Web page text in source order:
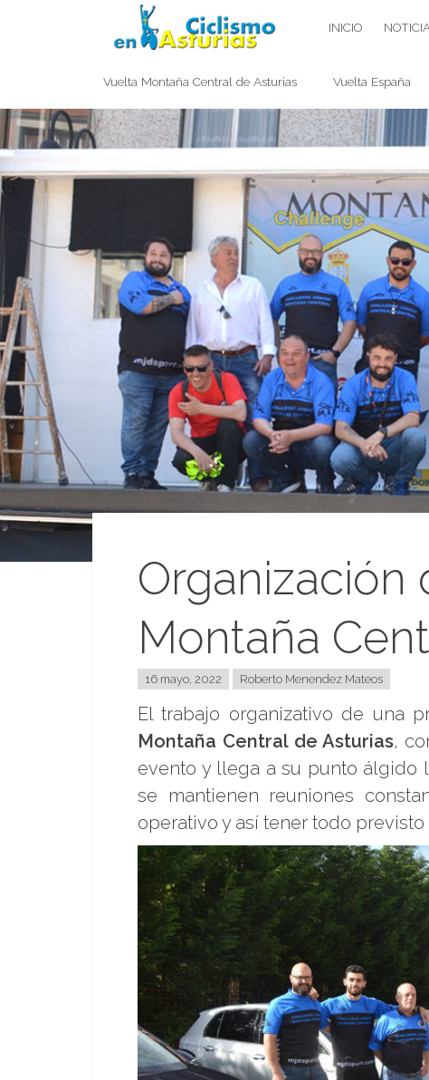
CICLISMO EN ASTURIAS INICIO
Vuelta Montaña Central de Asturias Vuelta España
Organización
Montaña
16 mayo, 2022 Roberto Menendez Mateos
El trabajo organizativo de una
Montaña Central de Asturias,
evento y llega a su punto álgido
se mantienen reuniones
operativo y así tener todo